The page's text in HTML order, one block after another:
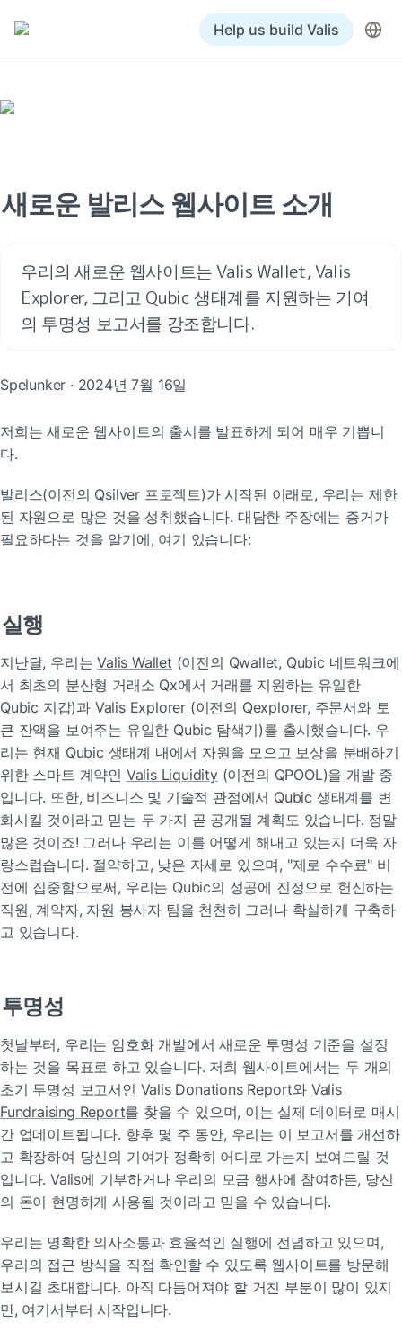
Help us build Valis
새로운 발리스 웹사이트 소개
우리의 새로운 웹사이트는 Valis Wallet, Valis
Explorer, 그리고 Qubic 생태계를 지원하는 기여
의 투명성 보고서를 강조합니다.
Spelunker · 2024년 7월 16일
저희는 새로운 웹사이트의 출시를 발표하게 되어 매우 기쁩니
다.
발리스(이전의 Qsilver 프로젝트)가 시작된 이래로, 우리는 제한
된 자원으로 많은 것을 성취했습니다. 대담한 주장에는 증거가
필요하다는 것을 알기에, 여기 있습니다:
실행
지난달, 우리는 Valis Wallet (이전의 Qwallet, Qubic 네트워크에
서 최초의 분산형 거래소 Qx에서 거래를 지원하는 유일한
Qubic 지갑)과 Valis Explorer (이전의 Qexplorer, 주문서와 토
큰 잔액을 보여주는 유일한 Qubic 탐색기)를 출시했습니다. 우
리는 현재 Qubic 생태계 내에서 자원을 모으고 보상을 분배하기
위한 스마트 계약인 Valis Liquidity (이전의 QPOOL)을 개발 중
입니다. 또한, 비즈니스 및 기술적 관점에서 Qubic 생태계를 변
화시킬 것이라고 믿는 두 가지 곧 공개될 계획도 있습니다. 정말
많은 것이죠! 그러나 우리는 이를 어떻게 해내고 있는지 더욱 자
랑스럽습니다. 절약하고, 낮은 자세로 있으며, "제로 수수료" 비
전에 집중함으로써, 우리는 Qubic의 성공에 진정으로 헌신하는
직원, 계약자, 자원 봉사자 팀을 천천히 그러나 확실하게 구축하
고 있습니다.
투명성
첫날부터, 우리는 암호화 개발에서 새로운 투명성 기준을 설정
하는 것을 목표로 하고 있습니다. 저희 웹사이트에서는 두 개의
초기 투명성 보고서인 Valis Donations Report와 Valis
Fundraising Report를 찾을 수 있으며, 이는 실제 데이터로 매시
간 업데이트됩니다. 향후 몇 주 동안, 우리는 이 보고서를 개선하
고 확장하여 당신의 기여가 정확히 어디로 가는지 보여드릴 것
입니다. Valis에 기부하거나 우리의 모금 행사에 참여하든, 당신
의 돈이 현명하게 사용될 것이라고 믿을 수 있습니다.
우리는 명확한 의사소통과 효율적인 실행에 전념하고 있으며,
우리의 접근 방식을 직접 확인할 수 있도록 웹사이트를 방문해
보시길 초대합니다. 아직 다듬어져야 할 거친 부분이 많이 있지
만, 여기서부터 시작입니다.